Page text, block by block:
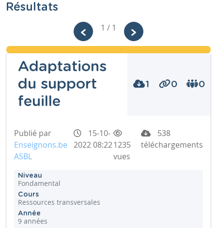
Résultats
1 / 1
Adaptations
du support
feuille
1 0 0
Publié par
Enseignons.be
ASBL
15-10-
2022 08:221235
vues
538
téléchargements
Niveau
Fondamental
Cours
Ressources transversales
Année
9 années